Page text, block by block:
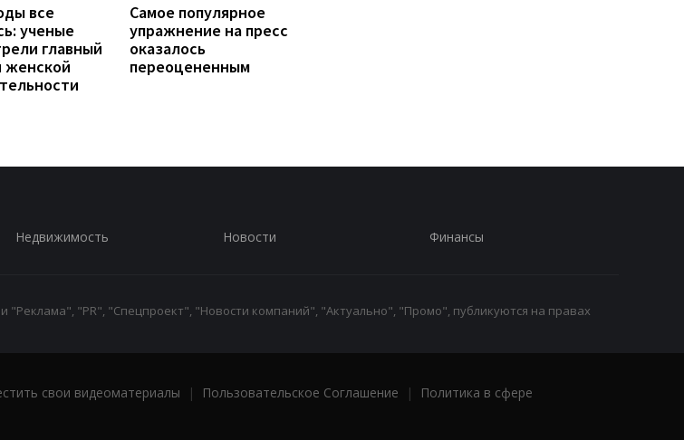
все
ученые
главный
женской
Самое популярное
упражнение на пресс
оказалось
переоцененным
Недвижимость Новости Финансы
"PR", "Спецпроект", "Новости компаний", "Актуально", "Промо", публикуются на правах
свои видеоматериалы | Пользовательское Соглашение |
Политика в сфере